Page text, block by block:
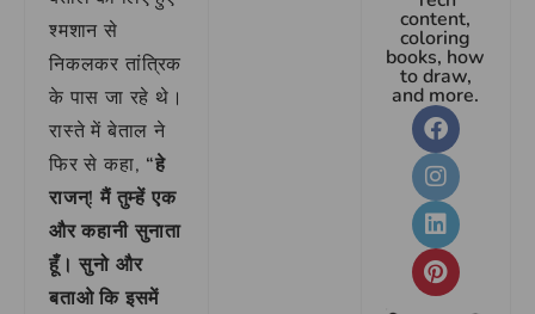
श्मशान से
निकलकर तांत्रिक
के पास जा रहे थे।
रास्ते में बेताल ने
फिर से कहा, “हे
राजन्! मैं तुम्हें एक
और कहानी सुनाता
हूँ। सुनो और
बताओ कि इसमें
content,
coloring
books, how
to draw,
and more.